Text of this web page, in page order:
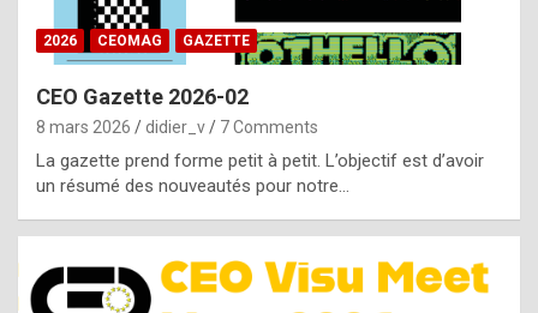
b
y
g
e
n
u
i
n
2026 CEOMAG GAZETTE
CEO Gazette 2026-02
8 mars 2026 didier_v 7 Comments
La gazette prend forme petit à petit. L’objectif est d’avoir
un résumé des nouveautés pour notre…